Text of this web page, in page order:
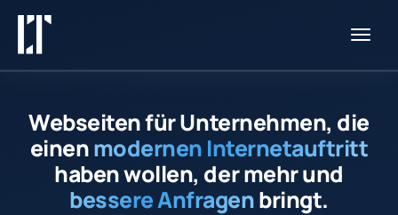
Fallstudien
Über uns
Webseiten für Unternehmen, die
einenmodernen Internetauftritt
haben wollen, der mehr und
bessere Anfragenbringt.